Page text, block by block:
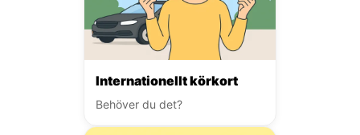
Internationellt körkort
Behöver du det?